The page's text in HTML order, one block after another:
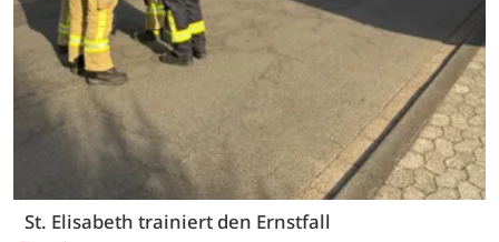
St. Elisabeth trainiert den Ernstfall